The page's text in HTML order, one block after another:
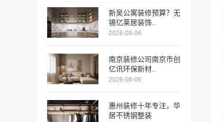
新吴公寓装修预算？无
锡亿莱居装饰..
2026-08-06
南京装修公司南京市创
亿讯环保新材..
2026-08-06
惠州装修十年专注，华
居不锈钢整装